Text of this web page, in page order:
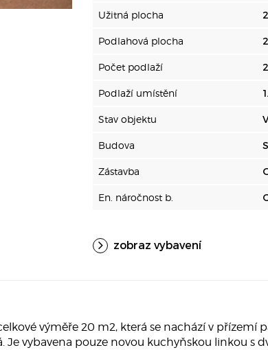
Užitná plocha
Podlahová plocha
Počet podlaží 2
Podlaží umístění
Stav objektu
Budova
Zástavba
En. náročnost b.
zobraz vybavení
výměře 20 m2, která se nachází v přízemí
Je vybavena pouze novou kuchyňskou linkou s